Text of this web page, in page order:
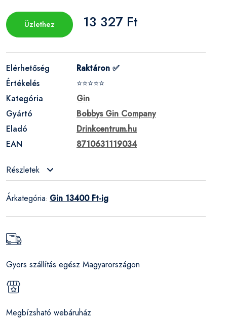
Üzlethez 13 327 Ft
Elérhetőség
Raktáron ✅
Értékelés
⭐⭐⭐⭐⭐
Kategória
Gin
Gyártó
Bobbys Gin Company
Eladó
Drinkcentrum.hu
EAN
8710631119034
Részletek
Árkategória: Gin 13400 Ft-ig
Gyors szállítás egész Magyarországon
Megbízsható webáruház